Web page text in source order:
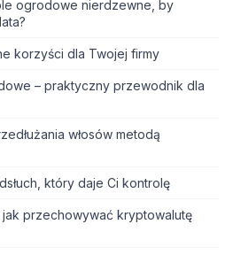
ogrodowe nierdzewne, by
korzyści dla Twojej firmy
– praktyczny przewodnik dla
włosów metodą
który daje Ci kontrolę
jak przechowywać kryptowalutę